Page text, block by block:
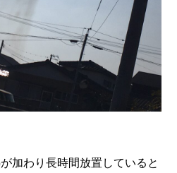
加わり長時間放置していると